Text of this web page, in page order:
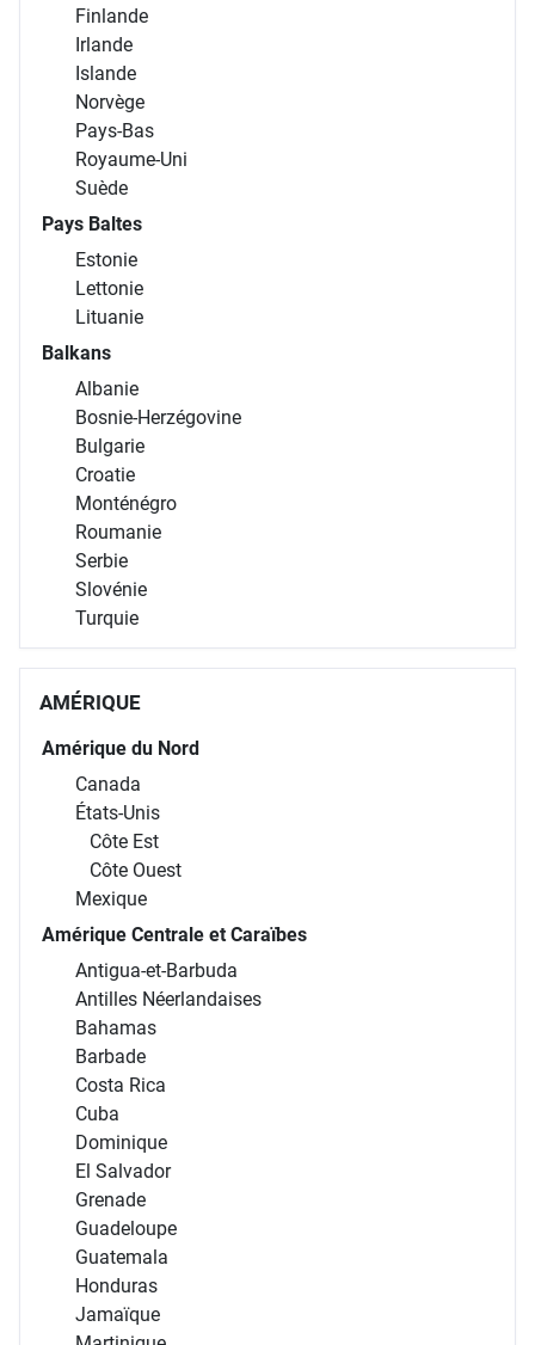
Finlande
Irlande
Islande
Norvège
Pays-Bas
Royaume-Uni
Suède
Pays Baltes
Estonie
Lettonie
Lituanie
Balkans
Albanie
Bosnie-Herzégovine
Bulgarie
Croatie
Monténégro
Roumanie
Serbie
Slovénie
Turquie
AMÉRIQUE
Amérique du Nord
Canada
États-Unis
Côte Est
Côte Ouest
Mexique
Amérique Centrale et Caraïbes
Antigua-et-Barbuda
Antilles Néerlandaises
Bahamas
Barbade
Costa Rica
Cuba
Dominique
El Salvador
Grenade
Guadeloupe
Guatemala
Honduras
Jamaïque